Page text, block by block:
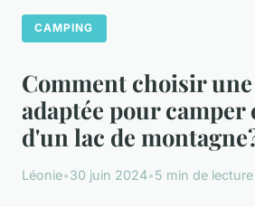
CAMPING
Comment choisir
adaptée pour camper
d'un lac de
Léonie•30 juin 2024•5 min de lecture